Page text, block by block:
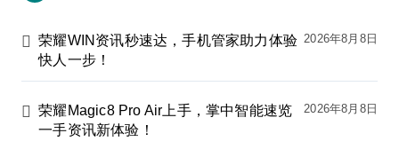
荣耀WIN资讯秒速达，手机管家助力体验
快人一步！
2026年8月8日
荣耀Magic8 Pro Air上手，掌中智能速览
一手资讯新体验！
2026年8月8日